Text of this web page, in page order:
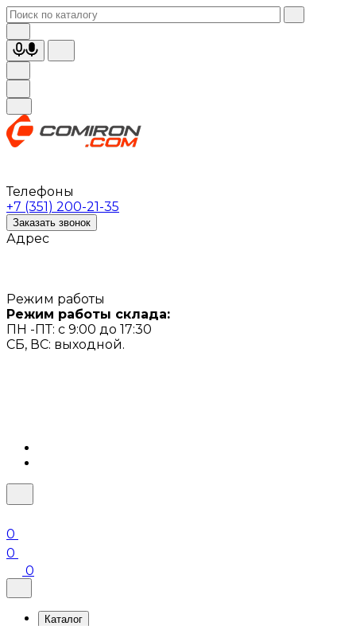
Телефоны
+7 (351) 200-21-35
Заказать звонок
Адрес
Режим работы
Режим работы склада:
ПН -ПТ: с 9:00 до 17:30
СБ, ВС: выходной.
0
0
0
Каталог